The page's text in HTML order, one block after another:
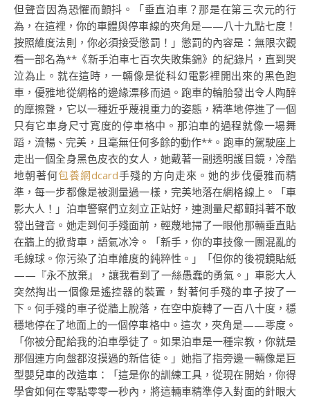
但聲音因為恐懼而顫抖。「垂直泊車？那是在第三次元的行
為，在這裡，你的車體與停車線的夾角是——八十九點七度！
按照維度法則，你必須接受懲罰！」懲罰的內容是：無限次觀
看一部名為**《新手泊車七百次失敗集錦》的紀錄片，直到哭
泣為止。就在這時，一輛像是從科幻電影裡開出來的黑色跑
車，優雅地從網格的邊緣漂移而過。跑車的輪胎發出令人陶醉
的摩擦聲，它以一種近乎蔑視重力的姿態，精準地停進了一個
只有它車身尺寸寬度的停車格中。那泊車的過程就像一場舞
蹈，流暢、完美，且毫無任何多餘的動作**。跑車的駕駛座上
走出一個全身黑色皮衣的女人，她戴著一副透明護目鏡，冷酷
地朝著何包養網dcard手殘的方向走來。她的步伐優雅而精
準，每一步都像是被測量過一樣，完美地落在網格線上。「車
影大人！」泊車警察們立刻立正站好，連測量尺都顫抖著不敢
發出聲音。她走到何手殘面前，輕蔑地掃了一眼他那輛垂直貼
在牆上的掀背車，語氣冰冷。「新手，你的車技像一團混亂的
毛線球。你污染了泊車維度的純粹性。」「但你的後視鏡貼紙
——『永不放棄』，讓我看到了一絲愚蠢的勇氣。」車影大人
突然掏出一個像是遙控器的裝置，對著何手殘的車子按了一
下。何手殘的車子從牆上脫落，在空中旋轉了一百八十度，穩
穩地停在了地面上的一個停車格中。這次，夾角是——零度。
「你被分配給我的泊車學徒了。如果泊車是一種宗教，你就是
那個連方向盤都沒摸過的新信徒。」她指了指旁邊一輛像是巨
型嬰兒車的改造車：「這是你的訓練工具，從現在開始，你得
學會如何在零點零零一秒內，將這輛車精準停入對面的針眼大